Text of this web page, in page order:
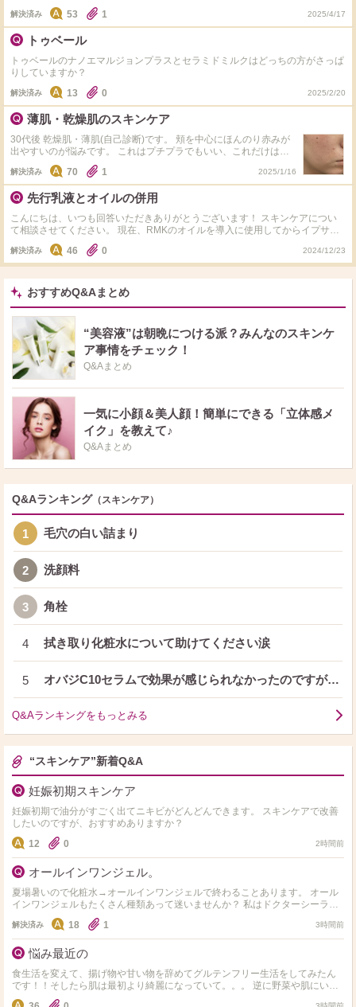
・赤ら顔 ・お風呂から上がった後すぐにスキンケアをしないと（お風呂から
上がって5分ほど怠ると）乾燥やかゆみや痛みが起きてしまう のが悩みです。
ナイアシンアミドが真皮層のコラーゲンの産生を促す効果が期待されると聞い
スキンケアの場合どの段階で取り入れるのがベストでしょうか？（油溶性・水
溶性、配合量がちょうどよく、効果的に発揮できるものはどれか、相性による
順番など） またおすすめのナイアシンアミド配合の商品はありませんか？ ま
た、食物アレルギーが結構あり食生活も試行錯誤して栄養をしっかりとろうと
してますが、安定的な栄養の補給ができていない可能性があるかなと思い、ビ
オチンとマルチビタミン（C、B2B6がはいってるやつ？）のサプリメントを
お試しで注文中です。 インナーケアも含めて、他におすすめの成分や商品が
ありましたら教えて欲しいです！ たくさんきいてごめんなさい！ぜひ回答お
待ちしてます！
解決済み 53 1 2025/4/17
トゥベール
トゥベールのナノエマルジョンプラスとセラミドミルクはどっちの方がさっぱ
りしていますか？
解決済み 13 0 2025/2/20
薄肌・乾燥肌のスキンケア
30代後 乾燥肌・薄肌(自己診断)です。 頬を中心にほんのり赤みが
出やすいのが悩みです。 これはプチプラでもいい、これだけはお
金をかけたほうがいいというスキンケアがあれば是非教えてくださ
い！ 現在のスキンケア用品は下記の通りです。 変えるべきところ
などありましたら何卒アドバイスよろしくお願い致します…！ ◎
朝 洗顔→なめらか本舗 薬用泡洗顔 ふき取り化粧水→IPSA クリア
アップローション2e(3日に1回) 導入美容液→RMK Wトリートメン
トオイル(ふき取りした際は使用しません) 化粧水→IPSA ザ・タイ
ムR アクア 美容液→ETVOS モイスチャライジングセラム 乳液→
トゥヴェール セラミドミルク ◎夜 クレンジング→アテニア スキン
クリア クレンズ オイル 洗顔→IPSA クレンジングフォーム センシ
ーカスEV クリーム→ソフィーナip ゴールデンタイムリペア深夜浸
透クリーム
解決済み 70 1 2025/1/16
先行乳液とオイルの併用
こんにちは、いつも回答いただきありがとうございます！ スキンケアについ
て相談させてください。 現在、RMKのオイルを導入に使用してからイプサの
化粧水、エトヴォスの保湿美容液、朝はトゥヴェールの乳液、夜はキールズの
クリームを使用しているのですが、肌の乾燥がなかなかおさまらず… そこで
フラルネの先行乳液をプラスで取り入れたいと思っているのですが、先行乳液
と導入オイルの併用は肌には問題ないでしょうか？ 使用する場合、どちらを
先に使用するべきでしょうか。 使用されている方がいらっしゃいましたら是
非ともご意見伺いたいです！ また、保湿でおすすめの商品があれば教えてい
ただきたいです。（コスデコのリポソームはあまり効果を感じなかったので、
そちら以外でお願いしたいです） よろしくお願いします。
解決済み 46 0 2024/12/23
おすすめQ&Aまとめ
“美容液”は朝晩につける派？みんなのスキンケ
ア事情をチェック！
Q&Aまとめ
一気に小顔＆美人顔！簡単にできる「立体感メ
イク」を教えて♪
Q&Aまとめ
Q&Aランキング （スキンケア）
1 毛穴の白い詰まり
2 洗顔料
3 角栓
4 拭き取り化粧水について助けてください涙
5 オバジC10セラムで効果が感じられなかったのですが…
Q&Aランキングをもっとみる
“スキンケア”新着Q&A
妊娠初期スキンケア
妊娠初期で油分がすごく出てニキビがどんどんできます。 スキンケアで改善
したいのですが、おすすめありますか？
12
0 2時間前
オールインワンジェル。
夏場暑いので化粧水→オールインワンジェルで終わることあります。 オール
インワンジェルもたくさん種類あって迷いませんか？ 私はドクターシーラボ
のセンシティブジェル敏感肌用を使用してます。 オス…
解決済み 18 1 3時間前
悩み最近の
食生活を変えて、揚げ物や甘い物を辞めてグルテンフリー生活をしてみたん
です！！そしたら肌は最初より綺麗になっていて。。。 逆に野菜や肌にいい
ものしか食べれず 揚げ物や小麦やお菓子や米、味が濃ゆい…